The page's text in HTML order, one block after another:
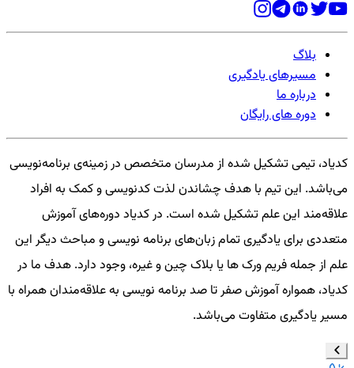
بلاگ
مسیرهای یادگیری
درباره ما
دوره های رایگان
کدیاد، تیمی تشکیل شده از مدرسان متخصص در زمینه‌ی برنامه‌نویسی
می‌باشد. این تیم با هدف چشاندن لذت کدنویسی و کمک به افراد
علاقه‌مند این علم تشکیل شده است. در کدیاد دوره‌های آموزش
متعددی برای یادگیری تمام زبان‌های برنامه نویسی و مباحث دیگر این
علم از جمله فریم ورک ها یا بلاک چین و غیره، وجود دارد. هدف ما در
کدیاد، همواره آموزش صفر تا صد برنامه نویسی به علاقه‌مندان همراه با
مسیر یادگیری متفاوت می‌باشد.